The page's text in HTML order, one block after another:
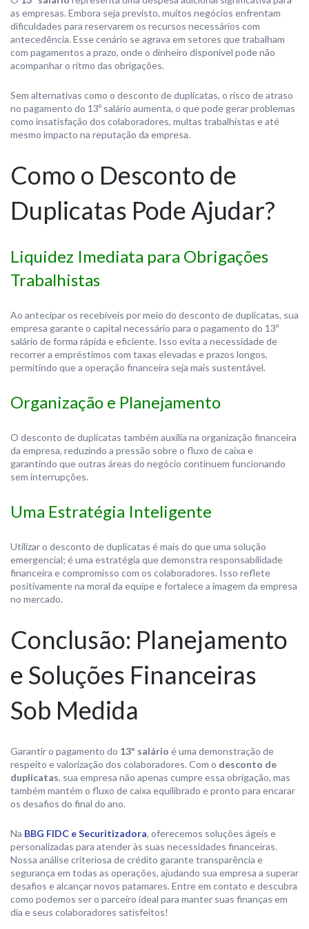
as empresas. Embora seja previsto, muitos negócios enfrentam
dificuldades para reservarem os recursos necessários com
antecedência. Esse cenário se agrava em setores que trabalham
com pagamentos a prazo, onde o dinheiro disponível pode não
acompanhar o ritmo das obrigações.
Sem alternativas como o desconto de duplicatas, o risco de atraso
no pagamento do 13º salário aumenta, o que pode gerar problemas
como insatisfação dos colaboradores, multas trabalhistas e até
mesmo impacto na reputação da empresa.
Como o Desconto de
Duplicatas Pode Ajudar?
Liquidez Imediata para Obrigações
Trabalhistas
Ao antecipar os recebíveis por meio do desconto de duplicatas, sua
empresa garante o capital necessário para o pagamento do 13º
salário de forma rápida e eficiente. Isso evita a necessidade de
recorrer a empréstimos com taxas elevadas e prazos longos,
permitindo que a operação financeira seja mais sustentável.
Organização e Planejamento
O desconto de duplicatas também auxilia na organização financeira
da empresa, reduzindo a pressão sobre o fluxo de caixa e
garantindo que outras áreas do negócio continuem funcionando
sem interrupções.
Uma Estratégia Inteligente
Utilizar o desconto de duplicatas é mais do que uma solução
emergencial; é uma estratégia que demonstra responsabilidade
financeira e compromisso com os colaboradores. Isso reflete
positivamente na moral da equipe e fortalece a imagem da empresa
no mercado.
Conclusão: Planejamento
e Soluções Financeiras
Sob Medida
Garantir o pagamento do 13º salário é uma demonstração de
respeito e valorização dos colaboradores. Com o desconto de
duplicatas, sua empresa não apenas cumpre essa obrigação, mas
também mantém o fluxo de caixa equilibrado e pronto para encarar
os desafios do final do ano.
Na BBG FIDC e Securitizadora, oferecemos soluções ágeis e
personalizadas para atender às suas necessidades financeiras.
Nossa análise criteriosa de crédito garante transparência e
segurança em todas as operações, ajudando sua empresa a superar
desafios e alcançar novos patamares. Entre em contato e descubra
como podemos ser o parceiro ideal para manter suas finanças em
dia e seus colaboradores satisfeitos!